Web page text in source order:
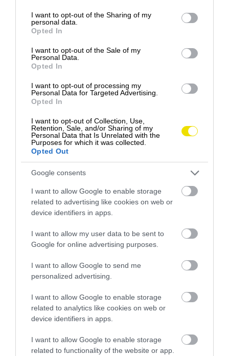
not limited to your visit or usage behaviour. You may click to
grant or deny consent to Google and its third-party tags to
use your data for below specified purposes in below Google
consent section.
I want to opt-out of the Sharing of my
personal data.
Opted In
I want to opt-out of the Sale of my
Personal Data.
Opted In
I want to opt-out of processing my
Personal Data for Targeted Advertising.
Opted In
I want to opt-out of Collection, Use,
Retention, Sale, and/or Sharing of my
Personal Data that Is Unrelated with the
Purposes for which it was collected.
Opted Out
Google consents
I want to allow Google to enable storage
related to advertising like cookies on web or
device identifiers in apps.
I want to allow my user data to be sent to
Google for online advertising purposes.
I want to allow Google to send me
personalized advertising.
I want to allow Google to enable storage
related to analytics like cookies on web or
device identifiers in apps.
I want to allow Google to enable storage
related to functionality of the website or app.
Foto:Národný park Nízke Tatry